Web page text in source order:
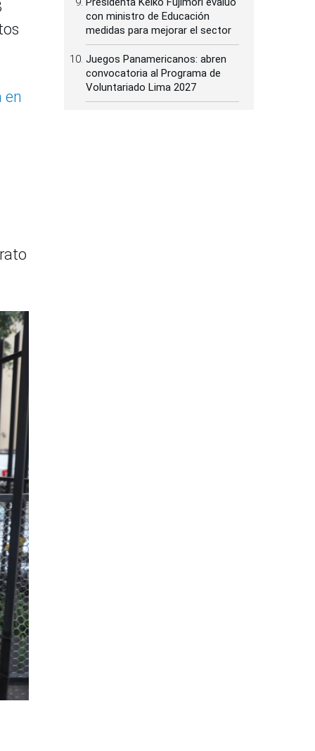
en
con ministro de Educación
medidas para mejorar el sector
Juegos Panamericanos: abren
convocatoria al Programa de
Voluntariado Lima 2027